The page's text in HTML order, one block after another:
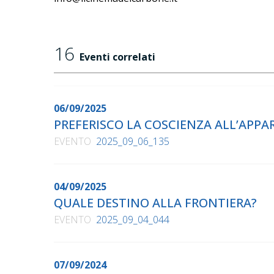
16 Eventi correlati
06/09/2025
PREFERISCO LA COSCIENZA
EVENTO 2025_09_06_135
04/09/2025
QUALE DESTINO ALLA FRONTIERA?
EVENTO 2025_09_04_044
07/09/2024